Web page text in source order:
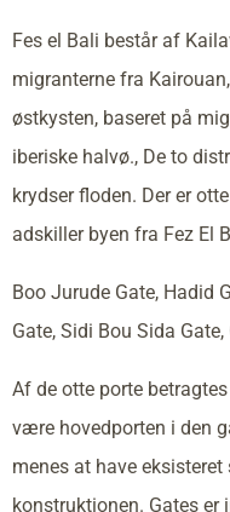
Fes el Bali består af
migranterne fra
østkysten, baseret på
iberiske halvø., De to
krydser floden. Der er
adskiller byen fra Fez El
Boo Jurude Gate, Hadid
Gate, Sidi Bou Sida
Af de otte porte
være hovedporten i den
menes at have
konstruktionen. Gates